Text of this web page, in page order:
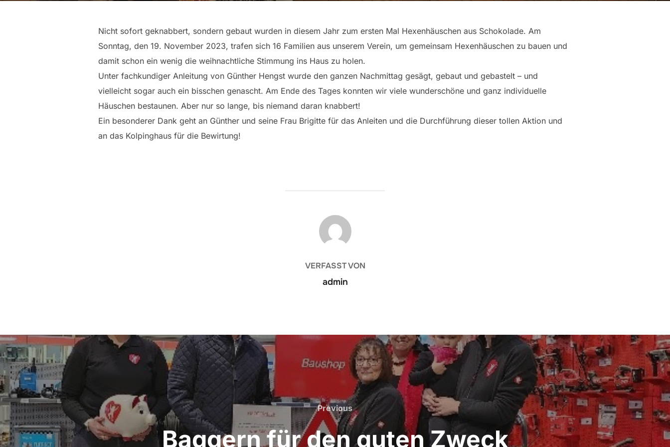
Nicht sofort geknabbert, sondern gebaut wurden in diesem Jahr zum ersten Mal Hexenhäuschen aus Schokolade. Am
Sonntag, den 19. November 2023, trafen sich 16 Familien aus unserem Verein, um gemeinsam Hexenhäuschen zu bauen und
damit schon ein wenig die weihnachtliche Stimmung ins Haus zu holen.
Unter fachkundiger Anleitung von Günther Hengst wurde den ganzen Nachmittag gesägt, gebaut und gebastelt – und
vielleicht sogar auch ein bisschen genascht. Am Ende des Tages konnten wir viele wunderschöne und ganz individuelle
Häuschen bestaunen. Aber nur so lange, bis niemand daran knabbert!
Ein besonderer Dank geht an Günther und seine Frau Brigitte für das Anleiten und die Durchführung dieser tollen Aktion und
an das Kolpinghaus für die Bewirtung!
BEITRAGSAUTOR
VERFASST VON
admin
Beitragsnavigation
Previous
Previous
Baggern für den guten Zweck